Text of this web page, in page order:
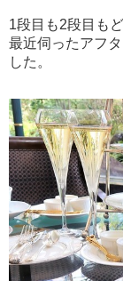
1段目も2段目も
最近伺ったアフ
した。